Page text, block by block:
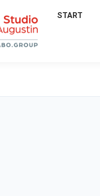
START
START